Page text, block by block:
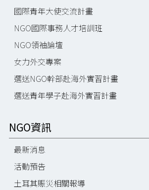
國際青年大使交流計畫
NGO國際事務人才培訓班
NGO領袖論壇
女力外交專案
選送NGO幹部赴海外實習計畫
選送青年學子赴海外實習計畫
NGO資訊
最新消息
活動預告
土耳其賑災相關報導